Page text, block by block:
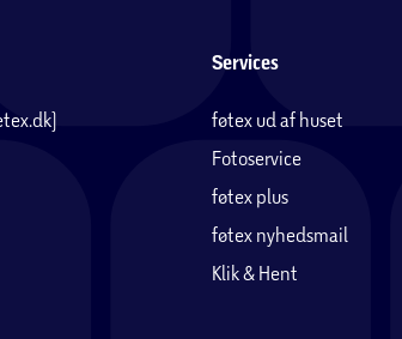
Services
føtex ud af huset
Fotoservice
føtex plus
føtex nyhedsmail
Klik & Hent